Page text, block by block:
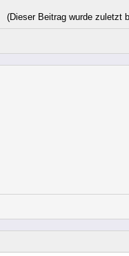
(Dieser Beitrag wurde zuletzt